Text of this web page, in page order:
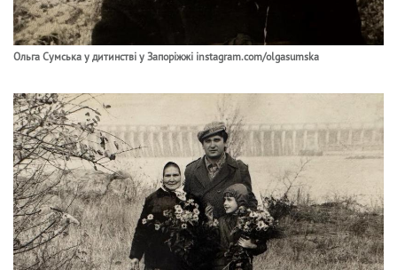
Ольга Сумська у дитинстві у Запоріжжі instagram.com/olgasumska